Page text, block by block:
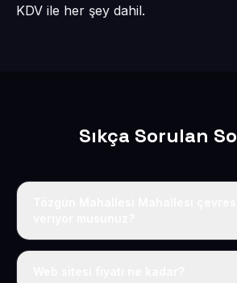
KDV ile her şey dahil.
Sıkça Sorulan
Evet, Tözgün Mahallesi dahil tüm